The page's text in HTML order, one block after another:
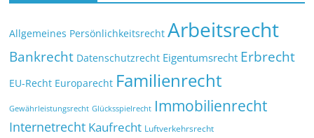
Allgemeines Persönlichkeitsrecht Arbeitsrecht
Bankrecht Datenschutzrecht Eigentumsrecht Erbrecht
EU-Recht Europarecht Familienrecht
Gewährleistungsrecht Glücksspielrecht Immobilienrecht
Internetrecht Kaufrecht Luftverkehrsrecht